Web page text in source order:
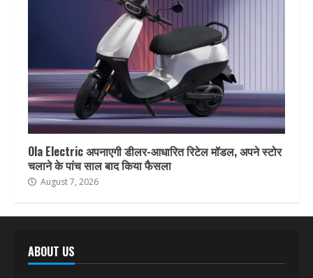
Ola Electric अपनाएगी डीलर-आधारित रिटेल मॉडल, अपने स्टोर
चलाने के पांच साल बाद किया फैसला
August 7, 2026
ABOUT US